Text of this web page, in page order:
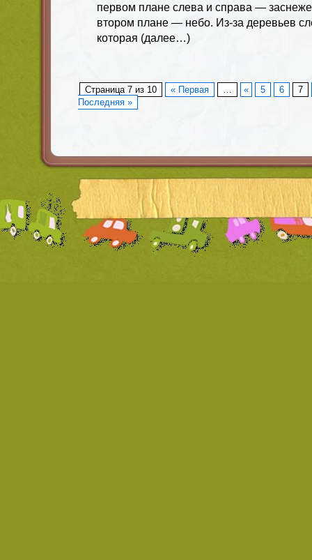
первом плане слева и справа —
втором плане — небо. Из-за деревьев
которая (далее…)
Страница 7 из 10 « Первая … « 5 6
7
Последняя »